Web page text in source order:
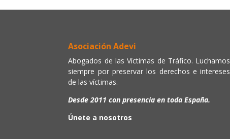
Asociación Adevi
Abogados de las Víctimas de Tráfico. Luchamos
siempre por preservar los derechos e intereses
de las víctimas.
Desde 2011 con presencia en toda España.
Únete a nosotros